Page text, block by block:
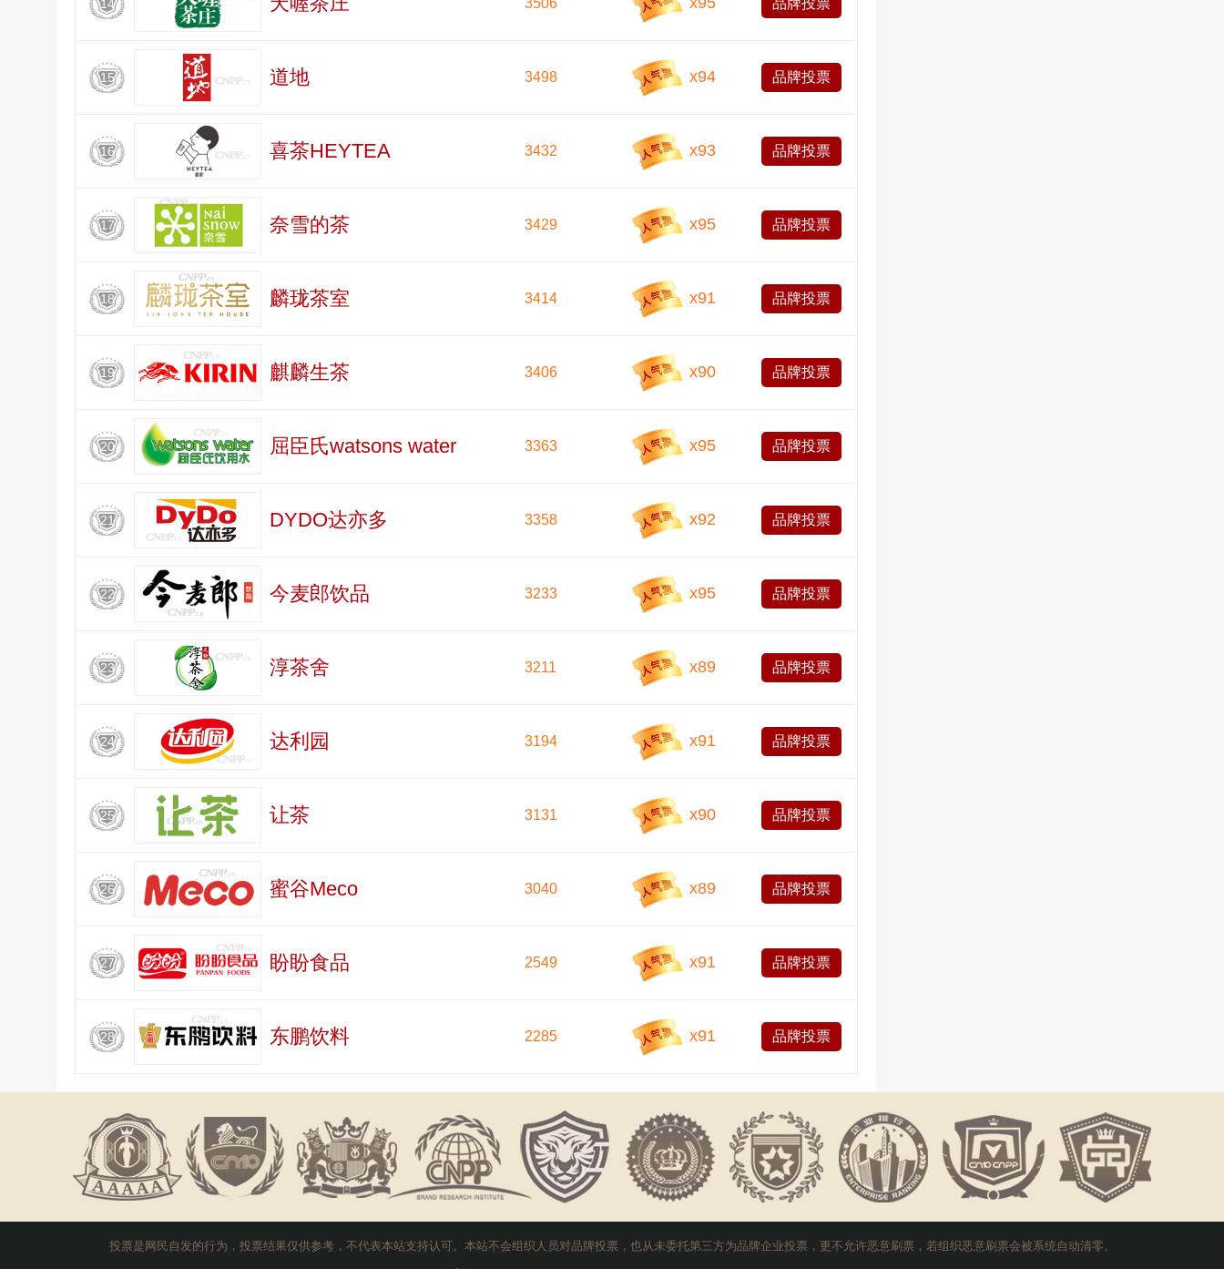
14 3506 品牌投票
15 道地 3498 x94 品牌投票
16 喜茶HEYTEA 3432 x93 品牌投票
17 奈雪的茶 3429 x95 品牌投票
18 麟珑茶室 3414 x91 品牌投票
19 麒麟生茶 3406 x90 品牌投票
20 屈臣氏watsons water 3363 x95 品牌投票
21 DYDO达亦多 3358 x92 品牌投票
22 今麦郎饮品 3233 x95 品牌投票
23 淳茶舍 3211 x89 品牌投票
24 达利园 3194 x91 品牌投票
25 让茶 3131 x90 品牌投票
26 蜜谷Meco 3040 x89 品牌投票
27 盼盼食品 2549 x91 品牌投票
28 东鹏饮料 2285 x91 品牌投票
投票是网民自发的行为，投票结果仅供参考，不代表本站支持认可。本站不会组织人员对品牌投票，也从未委托第三方为品牌企业投票，更不允许恶意刷票，若组织恶意刷票会被系统自动清零。